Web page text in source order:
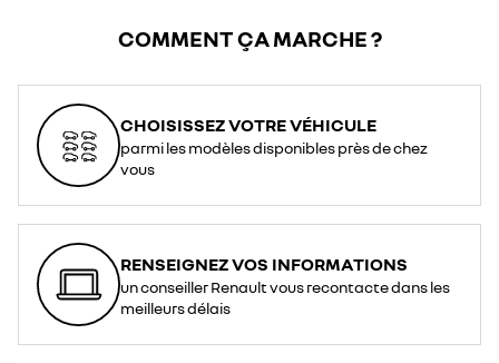
COMMENT ÇA MARCHE ?
CHOISISSEZ VOTRE VÉHICULE
parmi les modèles disponibles près de chez
vous
RENSEIGNEZ VOS INFORMATIONS
un conseiller Renault vous recontacte dans les
meilleurs délais